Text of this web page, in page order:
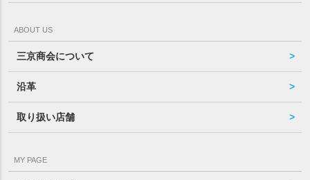
ABOUT US
三京商会について
沿革
取り扱い店舗
MY PAGE